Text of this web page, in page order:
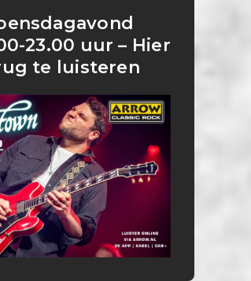
23.00 uur – Hier
te luisteren